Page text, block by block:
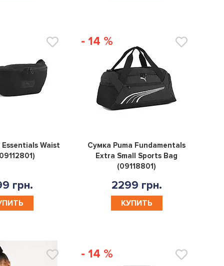
0
Waist
грн.
- 14 %
0
Сумка Puma Fundamentals
Extra Small Sports Bag
(09118801)
2299 грн.
КУПИТЬ
- 14 %